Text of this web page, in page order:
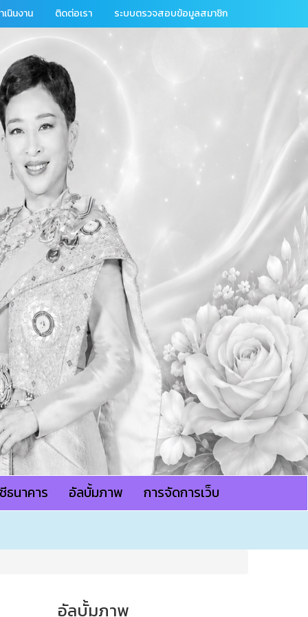
นินงาน ติดต่อเรา ระบบตรวจสอบข้อมูลสมาชิก
นาคาร อัลบั้มภาพ การจัดการเว็บ
อัลบั้มภาพ